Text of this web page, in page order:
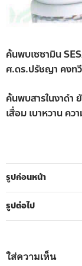
ค้นพบเซซามิน
ศ.ดร.ปรัชญา คงท
ค้นพบสารในงาดำ
เสื่อม เบาหวาน ค
รูปก่อนหน้า
รูปต่อไป
ใส่ความเห็น